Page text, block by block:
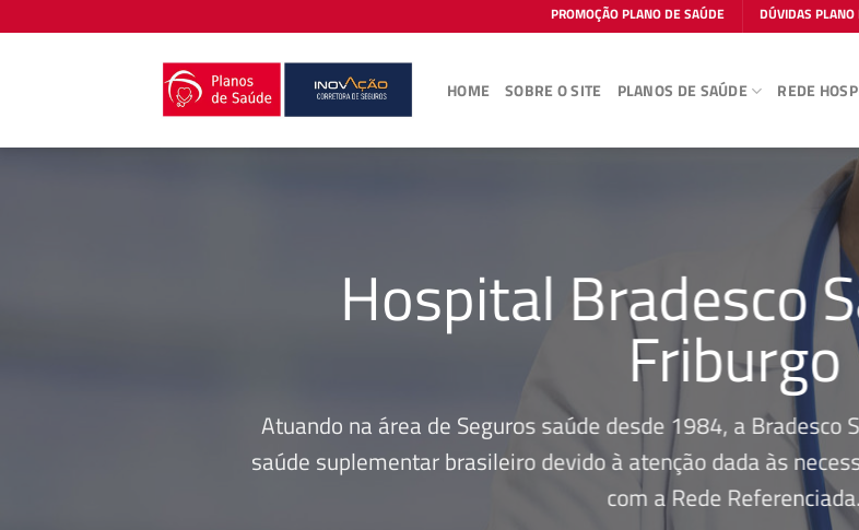
to
PROMOÇÃO PLANO DE SAÚDE DÚVIDAS
HOME SOBRE O SITE PLANOS DE SAÚDE REDE
Hospital Bradesco
Friburgo
Atuando na área de Seguros saúde desde 1984, a Bradesco
saúde suplementar brasileiro devido à atenção dada às
com a Rede Referenciada.